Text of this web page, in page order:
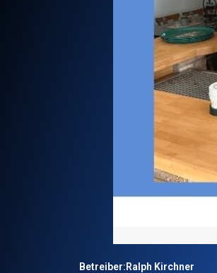
Betreiber:Ralph Kirchner